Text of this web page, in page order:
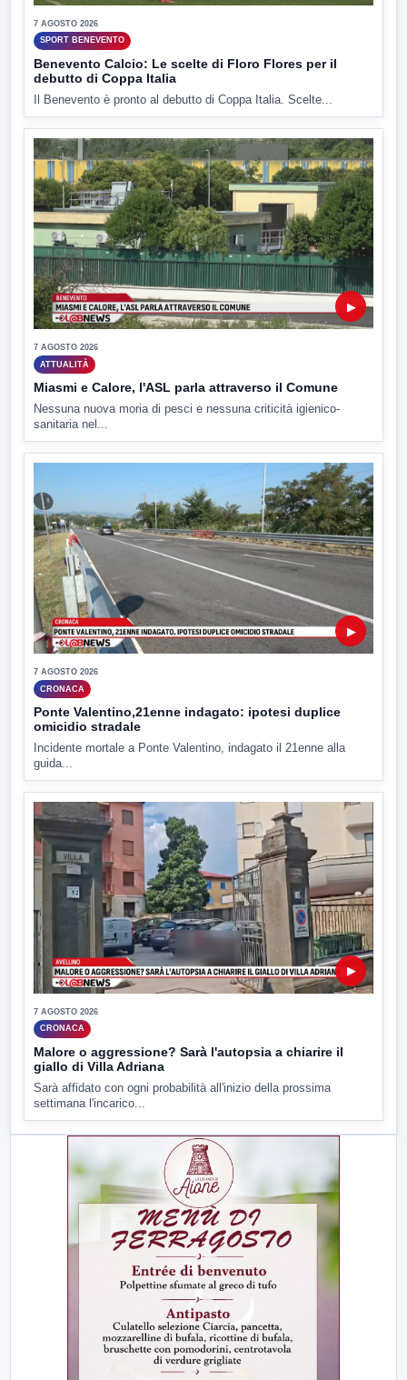
7 AGOSTO 2026
SPORT BENEVENTO
Benevento Calcio: Le scelte di Floro Flores per il
debutto di Coppa Italia
Il Benevento è pronto al debutto di Coppa Italia. Scelte...
▶
7 AGOSTO 2026
ATTUALITÀ
Miasmi e Calore, l'ASL parla attraverso il Comune
Nessuna nuova moria di pesci e nessuna criticità igienico-
sanitaria nel...
▶
7 AGOSTO 2026
CRONACA
Ponte Valentino,21enne indagato: ipotesi duplice
omicidio stradale
Incidente mortale a Ponte Valentino, indagato il 21enne alla
guida...
▶
7 AGOSTO 2026
CRONACA
Malore o aggressione? Sarà l'autopsia a chiarire il
giallo di Villa Adriana
Sarà affidato con ogni probabilità all'inizio della prossima
settimana l'incarico...